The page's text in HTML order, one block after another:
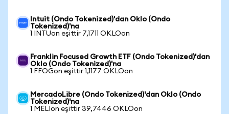
Intuit (Ondo Tokenized)'dan Oklo (Ondo
Tokenized)'na
1 INTUon eşittir 7,1711 OKLOon
Franklin Focused Growth ETF (Ondo Tokenized)'dan
Oklo (Ondo Tokenized)'na
1 FFOGon eşittir 1,1177 OKLOon
MercadoLibre (Ondo Tokenized)'dan Oklo (Ondo
Tokenized)'na
1 MELIon eşittir 39,7446 OKLOon